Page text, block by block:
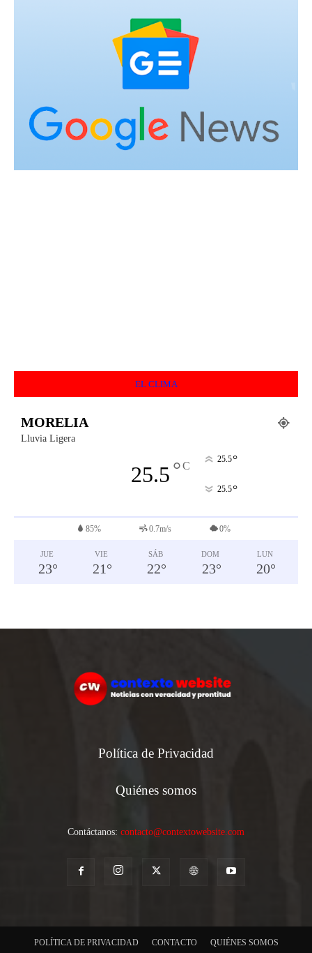
EL CLIMA
MORELIA
Lluvia Ligera
25.5°C
25.5°
25.5°
85% 0.7m/s 0%
JUE
23°
VIE
21 °
SÁB
22°
DOM
23°
LUN
20°
Política de Privacidad
Quiénes somos
Contáctanos: contacto@contextowebsite.com
POLÍTICA DE PRIVACIDAD CONTACTO QUIÉNES SOMOS